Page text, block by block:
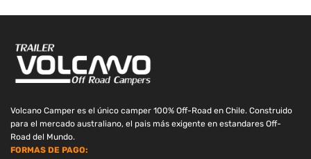
Volcano Camper es el único camper 100% Off-Road en Chile. Construido
para el mercado australiano, el pais más exigente en estandares Off-
Road del Mundo.
FORMAS DE PAGO: